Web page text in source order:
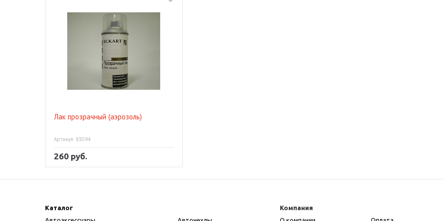
Лак прозрачный (аэрозоль)
Артикул: 83094
260 руб.
Каталог
Компания